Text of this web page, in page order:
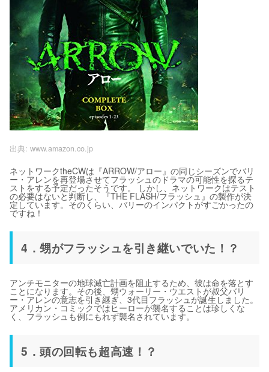
出典: www.amazon.co.jp
ネットワークtheCWは『ARROW/アロー』の同じシーズンでバリ
ー・アレンを再登場させてフラッシュのドラマの可能性を探るテ
ストをする予定だったそうです。 しかし、ネットワークはテスト
の必要はないと判断し、『THE FLASH/フラッシュ』の製作が決
定しています。そのくらい、バリーのインパクトがすごかったの
ですね！
4．甥がフラッシュを引き継いでいた！？
アンチモニターの地球滅亡計画を阻止するため、彼は命を落とす
ことになります。その後、甥ウォーリー・ウエストが叔父バリ
ー・アレンの意志を引き継ぎ、3代目フラッシュが誕生しました。
アメリカン・コミックではヒーローが襲名することは珍しくな
く、フラッシュも例にもれず襲名されています。
5．頭の回転も超高速！？